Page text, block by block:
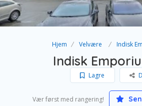
Hjem Velvære Indisk
Indisk
Lagre
Vær først med rangering!